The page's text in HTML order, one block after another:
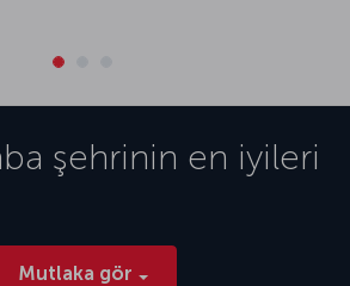
şehrinin en iyileri
Mutlaka gör